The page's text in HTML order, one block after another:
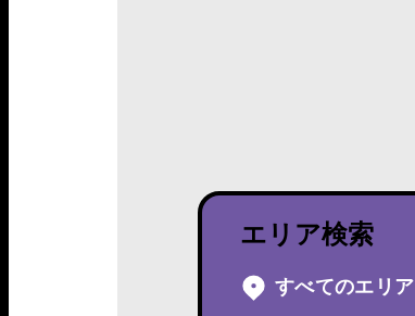
エリア検索
すべてのエリア